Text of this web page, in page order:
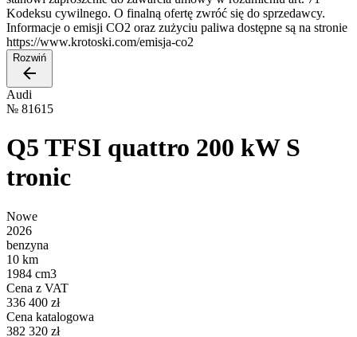
Kodeksu cywilnego. O finalną ofertę zwróć się do sprzedawcy.
Informacje o emisji CO2 oraz zużyciu paliwa dostępne są na stronie
https://www.krotoski.com/emisja-co2
Rozwiń
Audi
№ 81615
Q5 TFSI quattro 200 kW S
tronic
Nowe
2026
benzyna
10 km
1984 cm3
Cena z VAT
336 400 zł
Cena katalogowa
382 320 zł